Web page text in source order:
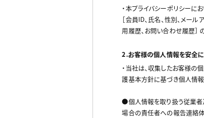
・本プライバシーポリシーにお
［会員ID、氏名、性別、メー
用履歴、お問い合わせ履歴］
2.お客様の個人情報を安全
・当社は、収集したお客様の
護基本方針に基づき個人情
●個人情報を取り扱う従業者
場合の責任者への報告連絡